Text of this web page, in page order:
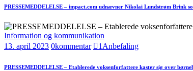
PRESSEMEDDELELSE – impact.com udnævner Nikolai Lundstrøm Brink
Information og kommunikation
13. april 2023 0kommentar 1 Anbefaling
PRESSEMEDDELELSE – Etablerede voksenforfattere kaster sig over